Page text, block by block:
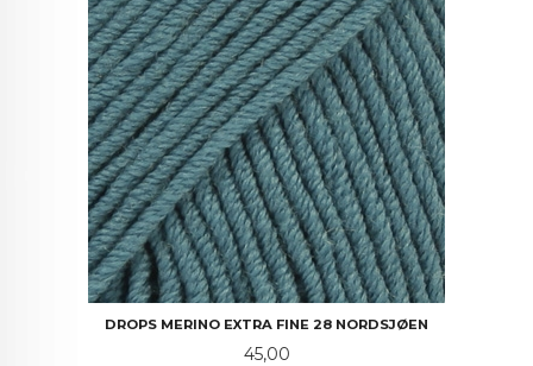
DROPS MERINO EXTRA FINE 28 NORDSJØEN
Pris
45,00